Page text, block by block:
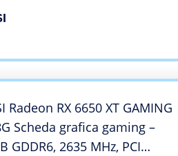
128-bit), PCI Express Gen
Radeon RX 6650 XT GAMING
Scheda grafica gaming –
GDDR6, 2635 MHz, PCI